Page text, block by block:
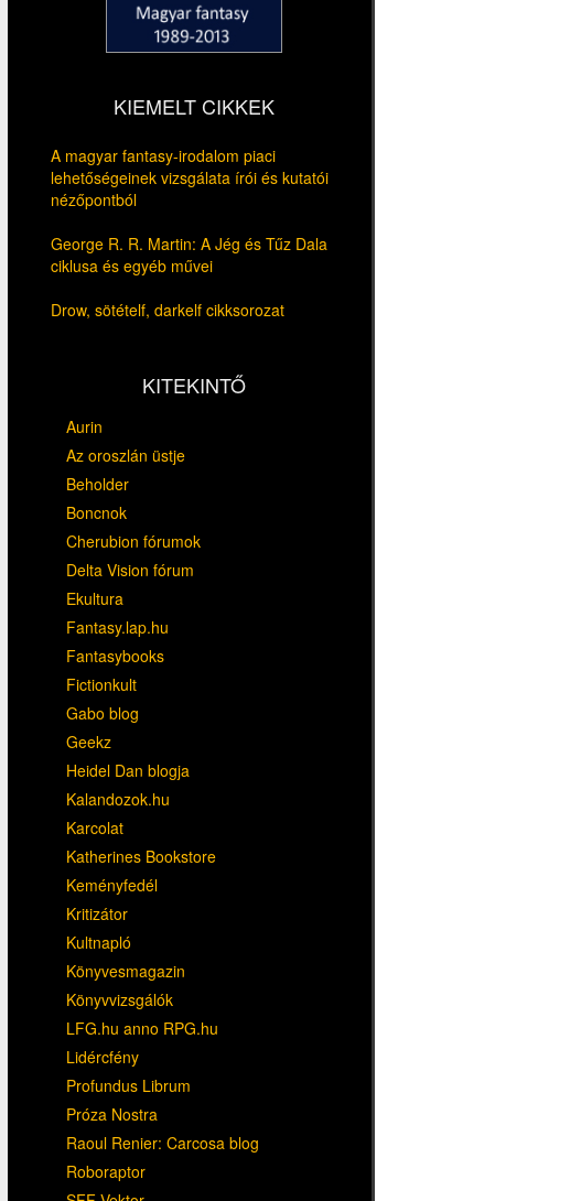
KIEMELT CIKKEK
A magyar fantasy-irodalom piaci
lehetőségeinek vizsgálata írói és kutatói
nézőpontból
George R. R. Martin: A Jég és Tűz Dala
ciklusa és egyéb művei
Drow, sötételf, darkelf cikksorozat
KITEKINTŐ
Aurin
Az oroszlán üstje
Beholder
Boncnok
Cherubion fórumok
Delta Vision fórum
Ekultura
Fantasy.lap.hu
Fantasybooks
Fictionkult
Gabo blog
Geekz
Heidel Dan blogja
Kalandozok.hu
Karcolat
Katherines Bookstore
Keményfedél
Kritizátor
Kultnapló
Könyvesmagazin
Könyvvizsgálók
LFG.hu anno RPG.hu
Lidércfény
Profundus Librum
Próza Nostra
Raoul Renier: Carcosa blog
Roboraptor